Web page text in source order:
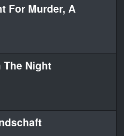
For Murder, A
The Night